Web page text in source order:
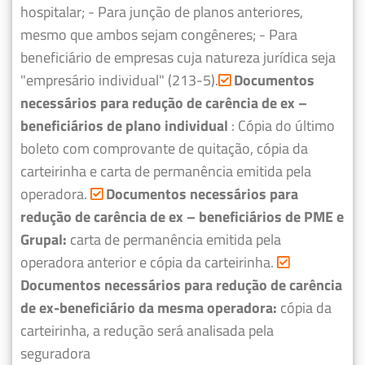
hospitalar; - Para junção de planos anteriores,
mesmo que ambos sejam congêneres; - Para
beneficiário de empresas cuja natureza jurídica seja
"empresário individual" (213-5). Documentos
necessários para redução de carência de ex –
beneficiários de plano individual : Cópia do último
boleto com comprovante de quitação, cópia da
carteirinha e carta de permanência emitida pela
operadora.
Documentos necessários para
redução de carência de ex – beneficiários de PME e
Grupal: carta de permanência emitida pela
operadora anterior e cópia da carteirinha.
Documentos necessários para redução de carência
de ex-beneficiário da mesma operadora: cópia da
carteirinha, a redução será analisada pela
seguradora